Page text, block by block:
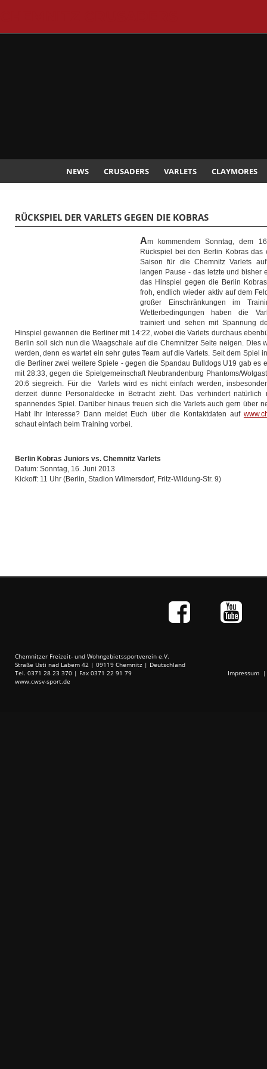
NEWS CRUSADERS VARLETS CLAYMORES
RÜCKSPIEL DER VARLETS GEGEN DIE KOBRAS
Am kommendem Sonntag, dem
Rückspiel bei den Berlin Kobras das
Saison für die Chemnitz Varlets
langen Pause - das letzte und bisher
das Hinspiel gegen die Berlin
froh, endlich wieder aktiv auf dem
großer Einschränkungen im
Wetterbedingungen haben die
trainiert und sehen mit Spannung
Hinspiel gewannen die Berliner mit 14:22, wobei die Varlets durchaus
Berlin soll sich nun die Waagschale auf die Chemnitzer Seite neigen. Dies
werden, denn es wartet ein sehr gutes Team auf die Varlets. Seit dem Spiel
die Berliner zwei weitere Spiele - gegen die Spandau Bulldogs U19 gab es
mit 28:33, gegen die Spielgemeinschaft Neubrandenburg Phantoms/
20:6 siegreich. Für die Varlets wird es nicht einfach werden,
derzeit dünne Personaldecke in Betracht zieht. Das verhindert
spannendes Spiel. Darüber hinaus freuen sich die Varlets auch gern über
Habt Ihr Interesse? Dann meldet Euch über die Kontaktdaten auf
schaut einfach beim Training vorbei.
Berlin Kobras Juniors vs. Chemnitz Varlets
Datum: Sonntag, 16. Juni 2013
Kickoff: 11 Uhr (Berlin, Stadion Wilmersdorf, Fritz-Wildung-Str. 9)
Chemnitzer Freizeit- und Wohngebietssportverein e.V.
Straße Usti nad Labem 42 | 09119 Chemnitz | Deutschland
Tel. 0371 28 23 370 | Fax 0371 22 91 79
www.cwsv-sport.de
Impressum